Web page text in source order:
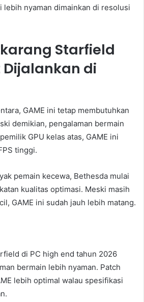
lebih nyaman dimainkan di resolusi
Starfield
Dijalankan di
GAME ini tetap membutuhkan
demikian, pengalaman bermain
GPU kelas atas, GAME ini
tinggi.
pemain kecewa, Bethesda mulai
kualitas optimasi. Meski masih
GAME ini sudah jauh lebih matang.
di PC high end tahun 2026
bermain lebih nyaman. Patch
lebih optimal walau spesifikasi